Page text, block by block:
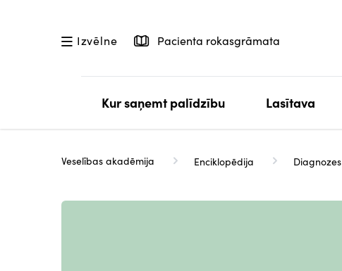
Izvēlne Pacienta rokasgrāmata
Kur saņemt palīdzību Lasītava
Veselības akadēmija Enciklopēdija Diagnozes